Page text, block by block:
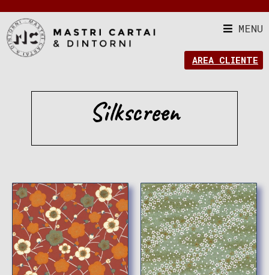
MENU
AREA CLIENTE
Silkscreen